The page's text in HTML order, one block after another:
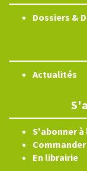
Dossiers &
Actualités
S'abonner à
En librairie